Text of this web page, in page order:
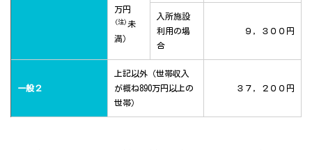
万円
(注) 未
満）
入所施設
利用の場
合
９，３００円
一般２
上記以外（世帯収入
が概ね890万円以上の
世帯）
３７，２００円